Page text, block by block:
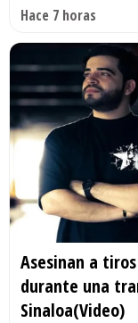
Hace 7 horas
Asesinan a
durante una
Sinaloa(Video)